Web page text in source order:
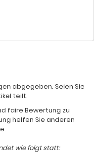
abgegeben. Seien Sie
teilt.
faire Bewertung zu
helfen Sie anderen
wie folgt statt: